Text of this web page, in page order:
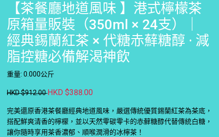
【茶餐廳地道風味 】港式檸檬茶
原箱量販裝（350ml × 24支）｜
經典錫蘭紅茶 × 代糖赤蘚糖醇 · 減
脂控糖必備解渴神飲
重量: 0.000公斤
HKD $912.00HKD $388.00
完美還原香港茶餐廳經典地道風味，嚴選傳統優質錫蘭紅茶為茶底，
搭配鮮爽清香的檸檬，並以天然零碳零卡的赤蘚糖醇代替傳統白糖，
讓你隨時享用茶香濃郁、順喉潤滑的冰檸茶！